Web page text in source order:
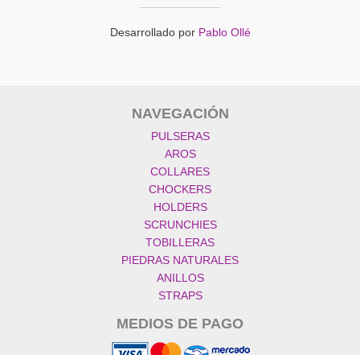
Desarrollado por Pablo Ollé
NAVEGACIÓN
PULSERAS
AROS
COLLARES
CHOCKERS
HOLDERS
SCRUNCHIES
TOBILLERAS
PIEDRAS NATURALES
ANILLOS
STRAPS
MEDIOS DE PAGO